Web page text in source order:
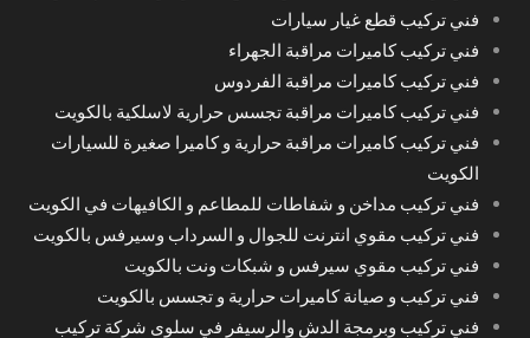
فني تركيب قطع غيار سيارات
فني تركيب كاميرات مراقبة الجهراء
فني تركيب كاميرات مراقبة الفردوس
فني تركيب كاميرات مراقبة تجسس حرارية لاسلكية بالكويت
فني تركيب كاميرات مراقبة حرارية و كاميرا صغيرة للسيارات
الكويت
فني تركيب مداخن و شفاطات للمطاعم و الكافيهات في الكويت
فني تركيب مقوي انترنت للجوال و السرداب وسيرفس بالكويت
فني تركيب مقوي سيرفس و شبكات ونت بالكويت
فني تركيب و صيانة كاميرات حرارية و تجسس بالكويت
فني تركيب وبرمجة الدش والرسيفر في سلوى شركة تركيب